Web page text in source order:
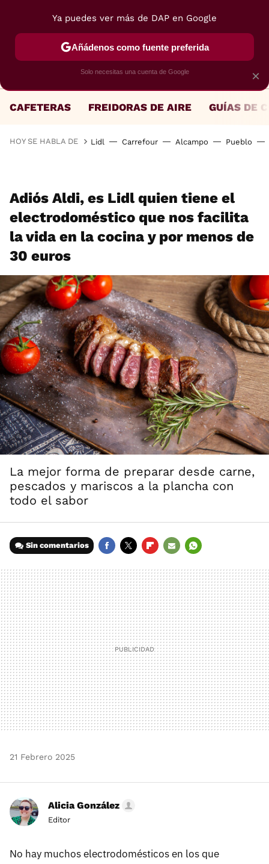
CAFETERAS FREIDORAS DE AIRE GUÍAS DE
HOY SE HABLA DE Lidl Carrefour Alcampo Pueblo
Adiós Aldi, es Lidl quien tiene el
electrodoméstico que nos facilita
la vida en la cocina y por menos de
30 euros
La mejor forma de preparar desde carne,
pescados y mariscos a la plancha con
todo el sabor
Sin comentarios
MAIL
21 Febrero 2025
Alicia González
Editor
No hay muchos electrodomésticos en los que
×
Ya puedes ver más de DAP en Google
Añádenos como fuente preferida
Solo necesitas una cuenta de Google